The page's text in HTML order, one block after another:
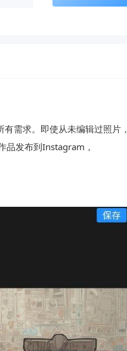
需求。即使从未编辑过照片，
品发布到Instagram，